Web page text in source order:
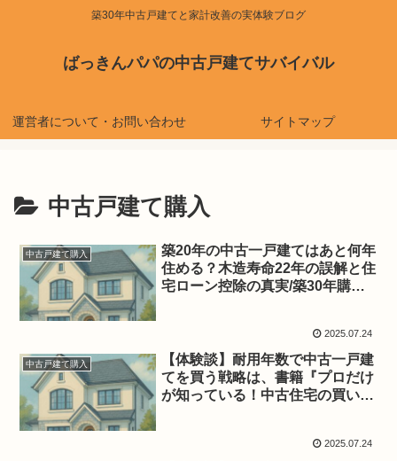
築30年中古戸建てと家計改善の実体験ブログ
ばっきんパパの中古戸建てサバイバル
運営者について・お問い合わせ サイトマップ
中古戸建て購入
中古戸建て購入
築20年の中古一戸建てはあと何年
住める？木造寿命22年の誤解と住
宅ローン控除の真実/築30年購入
2025.07.24
中古戸建て購入
【体験談】耐用年数で中古一戸建
てを買う戦略は、書籍『プロだけ
が知っている！中古住宅の買い方
2025.07.24